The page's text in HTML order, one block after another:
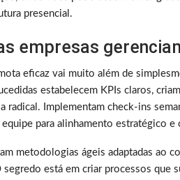
presencial.
empresas
eficaz vai muito além de
estabelecem KPIs claros,
radical. Implementam check-ins
para alinhamento estratégico e
metodologias ágeis adaptadas ao
segredo está em criar processos que